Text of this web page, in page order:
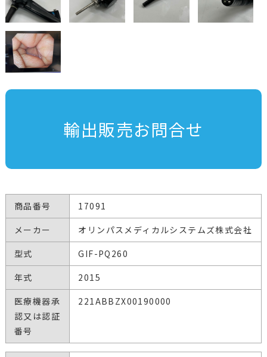
輸出販売お問合せ
商品番号
17091
メーカー
オリンパスメディカルシステムズ株式会社
型式
GIF-PQ260
年式
2015
医療機器承
認又は認証
番号
221ABBZX00190000